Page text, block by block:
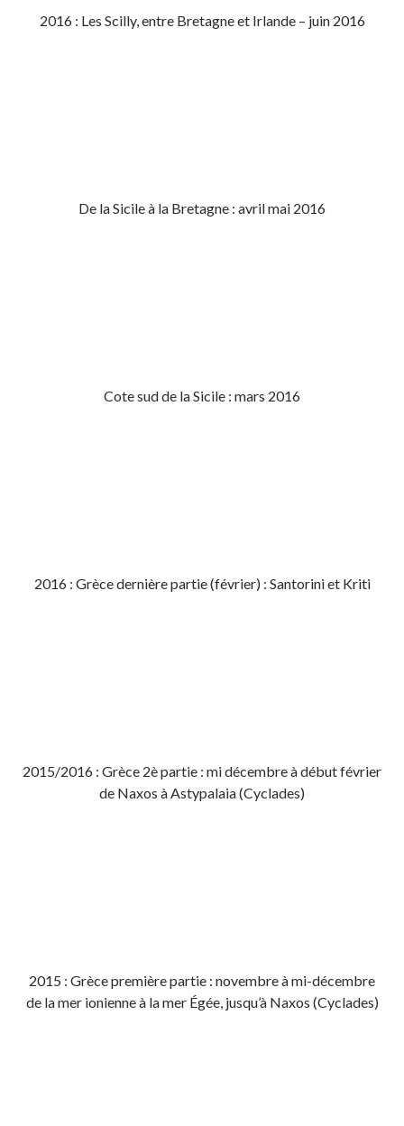
2016 : Les Scilly, entre Bretagne et Irlande – juin 2016
De la Sicile à la Bretagne : avril mai 2016
Cote sud de la Sicile : mars 2016
2016 : Grèce dernière partie (février) : Santorini et Kriti
2015/2016 : Grèce 2è partie : mi décembre à début février
de Naxos à Astypalaia (Cyclades)
2015 : Grèce première partie : novembre à mi-décembre
de la mer ionienne à la mer Égée, jusqu’à Naxos (Cyclades)